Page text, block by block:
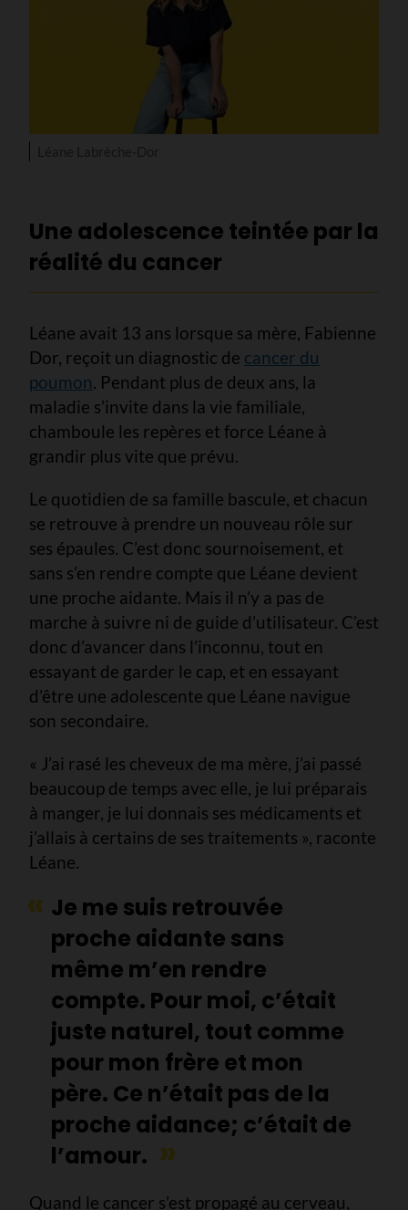
Une adolescence teintée par la
réalité du cancer
Léane avait 13 ans lorsque sa mère, Fabienne
Dor, reçoit un diagnostic de cancer du
poumon . Pendant plus de deux ans, la
maladie s’invite dans la vie familiale,
chamboule les repères et force Léane à
grandir plus vite que prévu.
Le quotidien de sa famille bascule, et chacun
se retrouve à prendre un nouveau rôle sur
ses épaules. C’est donc sournoisement, et
sans s’en rendre compte que Léane devient
une proche aidante. Mais il n’y a pas de
marche à suivre ni de guide d’utilisateur. C’est
donc d’avancer dans l’inconnu, tout en
essayant de garder le cap, et en essayant
d’être une adolescente que Léane navigue
son secondaire.
« J’ai rasé les cheveux de ma mère, j’ai passé
beaucoup de temps avec elle, je lui préparais
à manger, je lui donnais ses médicaments et
j’allais à certains de ses traitements », raconte
Léane.
Je me suis retrouvée
proche aidante sans
même m’en rendre
compte. Pour moi, c’était
juste naturel, tout comme
pour mon frère et mon
père. Ce n’était pas de la
proche aidance; c’était de
l’amour.
Quand le cancer s’est propagé au cerveau,